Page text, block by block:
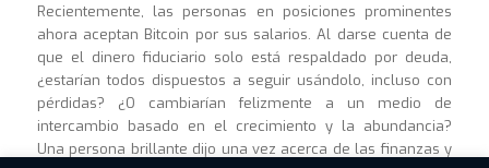
Recientemente, las personas en posiciones prominentes
ahora aceptan Bitcoin por sus salarios. Al darse cuenta de
que el dinero fiduciario solo está respaldado por deuda,
¿estarían todos dispuestos a seguir usándolo, incluso con
pérdidas? ¿O cambiarían felizmente a un medio de
intercambio basado en el crecimiento y la abundancia?
Una persona brillante dijo una vez acerca de las finanzas y